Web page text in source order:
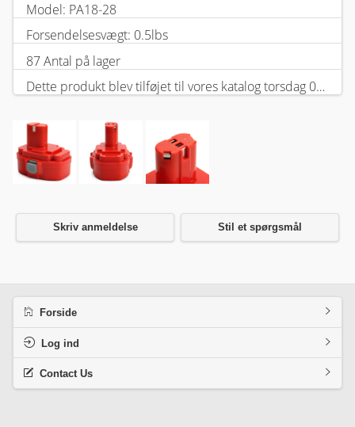
Model: PA18-28
Forsendelsesvægt: 0.5lbs
87 Antal på lager
Dette produkt blev tilføjet til vores katalog torsdag 05 februar, 2026.
Skriv anmeldelse Stil et spørgsmål
Forside
Log ind
Contact Us